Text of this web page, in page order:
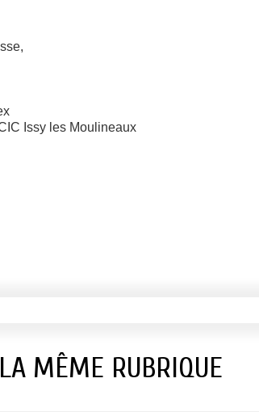
Issy les Moulineaux
MÊME RUBRIQUE